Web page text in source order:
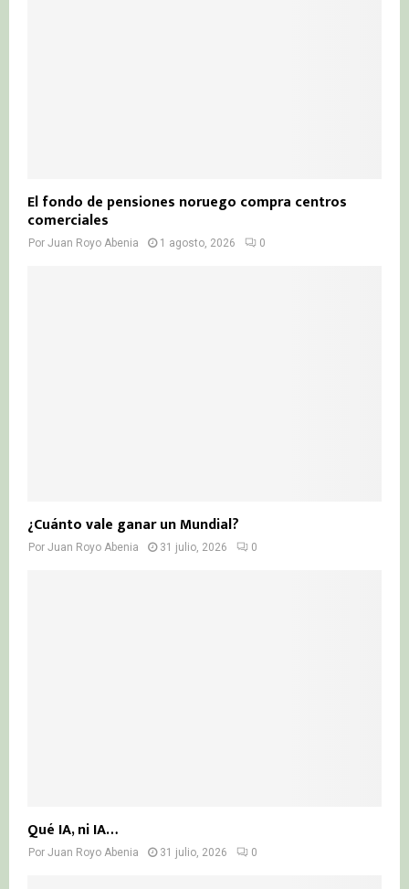
El fondo de pensiones noruego compra centros
comerciales
Por Juan Royo Abenia 1 agosto, 2026 0
¿Cuánto vale ganar un Mundial?
Por Juan Royo Abenia 31 julio, 2026 0
Qué IA, ni IA…
Por Juan Royo Abenia 31 julio, 2026 0